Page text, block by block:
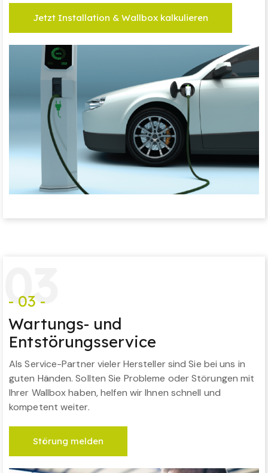
Jetzt Installation & Wallbox kalkulieren
03
- 03 -
Wartungs- und
Entstörungsservice
Als Service-Partner vieler Hersteller sind Sie bei uns in
guten Händen. Sollten Sie Probleme oder Störungen mit
Ihrer Wallbox haben, helfen wir Ihnen schnell und
kompetent weiter.
Störung melden